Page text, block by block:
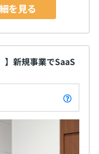
を見る
】新規事業でSaaS